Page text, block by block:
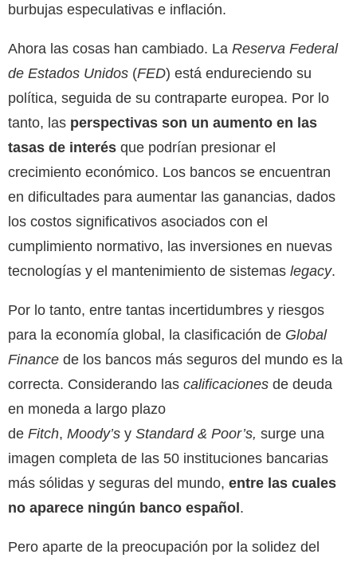
burbujas especulativas e inflación.
Ahora las cosas han cambiado. La Reserva Federal
de Estados Unidos (FED) está endureciendo su
política, seguida de su contraparte europea. Por lo
tanto, las perspectivas son un aumento en las
tasas de interés que podrían presionar el
crecimiento económico. Los bancos se encuentran
en dificultades para aumentar las ganancias, dados
los costos significativos asociados con el
cumplimiento normativo, las inversiones en nuevas
tecnologías y el mantenimiento de sistemas legacy.
Por lo tanto, entre tantas incertidumbres y riesgos
para la economía global, la clasificación de Global
Finance de los bancos más seguros del mundo es la
correcta. Considerando las calificaciones de deuda
en moneda a largo plazo
de Fitch, Moody’s y Standard & Poor’s, surge una
imagen completa de las 50 instituciones bancarias
más sólidas y seguras del mundo, entre las cuales
no aparece ningún banco español.
Pero aparte de la preocupación por la solidez del